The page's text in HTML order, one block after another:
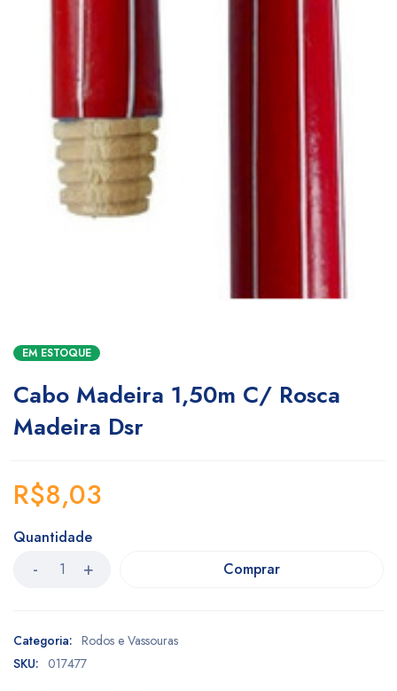
EM ESTOQUE
Cabo Madeira 1,50m C/ Rosca
Madeira Dsr
R$8,03
Quantidade
Comprar
Categoria: Rodos e Vassouras
SKU: 017477